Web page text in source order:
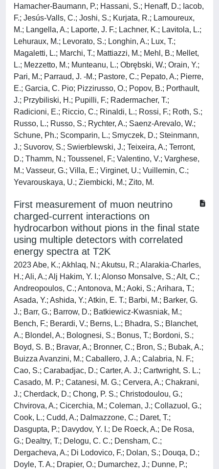
Hamacher-Baumann, P.; Hassani, S.; Henaff, D.; Iacob,
F.; Jesús-Valls, C.; Joshi, S.; Kurjata, R.; Lamoureux,
M.; Langella, A.; Laporte, J. F.; Lachner, K.; Lavitola, L.;
Lehuraux, M.; Levorato, S.; Longhin, A.; Lux, T.;
Magaletti, L.; Marchi, T.; Mattiazzi, M.; Mehl, B.; Mellet,
L.; Mezzetto, M.; Munteanu, L.; Obrȩbski, W.; Orain, Y.;
Pari, M.; Parraud, J. -M.; Pastore, C.; Pepato, A.; Pierre,
E.; Garcia, C. Pio; Pizzirusso, O.; Popov, B.; Porthault,
J.; Przybiliski, H.; Pupilli, F.; Radermacher, T.;
Radicioni, E.; Riccio, C.; Rinaldi, L.; Rossi, F.; Roth, S.;
Russo, L.; Russo, S.; Rychter, A.; Saenz-Arevalo, W.;
Schune, Ph.; Scomparin, L.; Smyczek, D.; Steinmann,
J.; Suvorov, S.; Swierblewski, J.; Teixeira, A.; Terront,
D.; Thamm, N.; Toussenel, F.; Valentino, V.; Varghese,
M.; Vasseur, G.; Villa, E.; Virginet, U.; Vuillemin, C.;
Yevarouskaya, U.; Ziembicki, M.; Zito, M.
First measurement of muon neutrino
charged-current interactions on
hydrocarbon without pions in the final state
using multiple detectors with correlated
energy spectra at T2K
2023 Abe, K.; Akhlaq, N.; Akutsu, R.; Alarakia-Charles,
H.; Ali, A.; Alj Hakim, Y. I.; Alonso Monsalve, S.; Alt, C.;
Andreopoulos, C.; Antonova, M.; Aoki, S.; Arihara, T.;
Asada, Y.; Ashida, Y.; Atkin, E. T.; Barbi, M.; Barker, G.
J.; Barr, G.; Barrow, D.; Batkiewicz-Kwasniak, M.;
Bench, F.; Berardi, V.; Berns, L.; Bhadra, S.; Blanchet,
A.; Blondel, A.; Bolognesi, S.; Bonus, T.; Bordoni, S.;
Boyd, S. B.; Bravar, A.; Bronner, C.; Bron, S.; Bubak, A.;
Buizza Avanzini, M.; Caballero, J. A.; Calabria, N. F.;
Cao, S.; Carabadjac, D.; Carter, A. J.; Cartwright, S. L.;
Casado, M. P.; Catanesi, M. G.; Cervera, A.; Chakrani,
J.; Cherdack, D.; Chong, P. S.; Christodoulou, G.;
Chvirova, A.; Cicerchia, M.; Coleman, J.; Collazuol, G.;
Cook, L.; Cudd, A.; Dalmazzone, C.; Daret, T.;
Dasgupta, P.; Davydov, Y. I.; De Roeck, A.; De Rosa,
G.; Dealtry, T.; Delogu, C. C.; Densham, C.;
Dergacheva, A.; Di Lodovico, F.; Dolan, S.; Douqa, D.;
Doyle, T. A.; Drapier, O.; Dumarchez, J.; Dunne, P.;